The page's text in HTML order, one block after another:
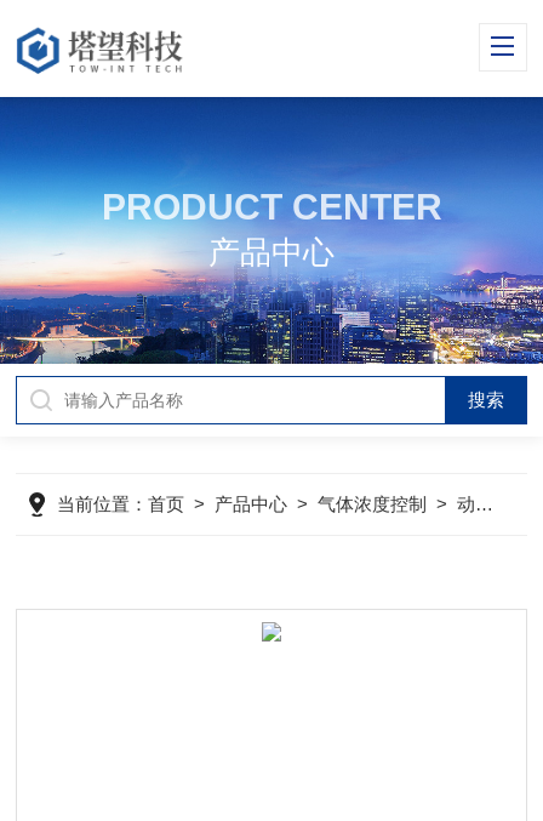
PRODUCT CENTER
产品中心
当前位置：首页 > 产品中心 >气体浓度控制 >动物低氧浓度控制实验舱